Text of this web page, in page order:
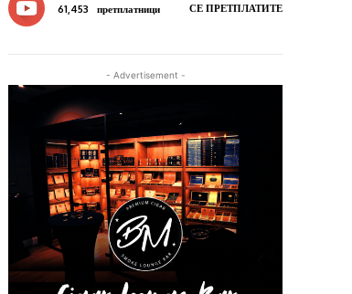
61,453 претплатници СЕ ПРЕТПЛАТИТЕ
- Advertisement -